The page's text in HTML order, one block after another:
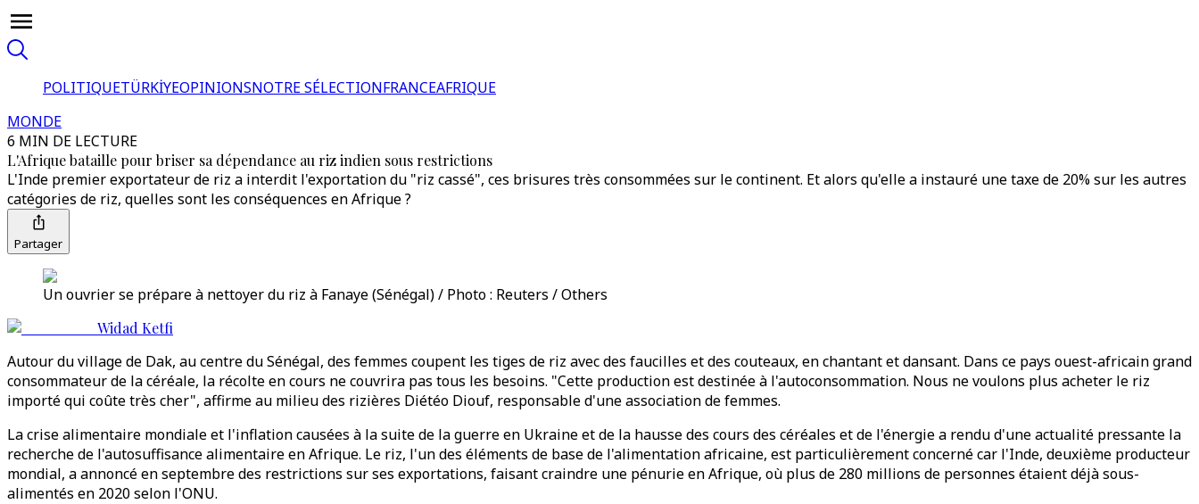
POLITIQUETÜRKİYEOPINIONSNOTRE SÉLECTIONFRANCEAFRIQUE
MONDE
6 MIN DE LECTURE
L'Afrique bataille pour briser sa dépendance au riz indien sous restrictions
L'Inde premier exportateur de riz a interdit l'exportation du "riz cassé", ces brisures très consommées sur le continent. Et alors qu'elle a instauré une taxe de 20% sur les autres
catégories de riz, quelles sont les conséquences en Afrique ?
Partager
Un ouvrier se prépare à nettoyer du riz à Fanaye (Sénégal) / Photo : Reuters / Others
Widad Ketfi
Autour du village de Dak, au centre du Sénégal, des femmes coupent les tiges de riz avec des faucilles et des couteaux, en chantant et dansant. Dans ce pays ouest-africain grand
consommateur de la céréale, la récolte en cours ne couvrira pas tous les besoins. "Cette production est destinée à l'autoconsommation. Nous ne voulons plus acheter le riz
importé qui coûte très cher", affirme au milieu des rizières Diétéo Diouf, responsable d'une association de femmes.
La crise alimentaire mondiale et l'inflation causées à la suite de la guerre en Ukraine et de la hausse des cours des céréales et de l'énergie a rendu d'une actualité pressante la
recherche de l'autosuffisance alimentaire en Afrique. Le riz, l'un des éléments de base de l'alimentation africaine, est particulièrement concerné car l'Inde, deuxième producteur
mondial, a annoncé en septembre des restrictions sur ses exportations, faisant craindre une pénurie en Afrique, où plus de 280 millions de personnes étaient déjà sous-
alimentés en 2020 selon l'ONU.